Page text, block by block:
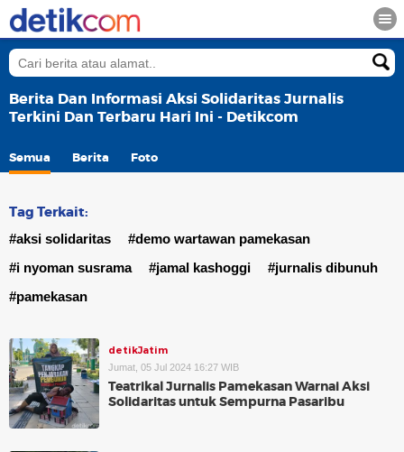
Berita Dan Informasi Aksi Solidaritas Jurnalis
Terkini Dan Terbaru Hari Ini - Detikcom
Semua Berita Foto
Tag Terkait:
#aksi solidaritas
#demo wartawan pamekasan
#i nyoman susrama
#jamal kashoggi
#jurnalis dibunuh
#pamekasan
detikJatim
Jumat, 05 Jul 2024 16:27 WIB
Teatrikal Jurnalis Pamekasan Warnai Aksi
Solidaritas untuk Sempurna Pasaribu